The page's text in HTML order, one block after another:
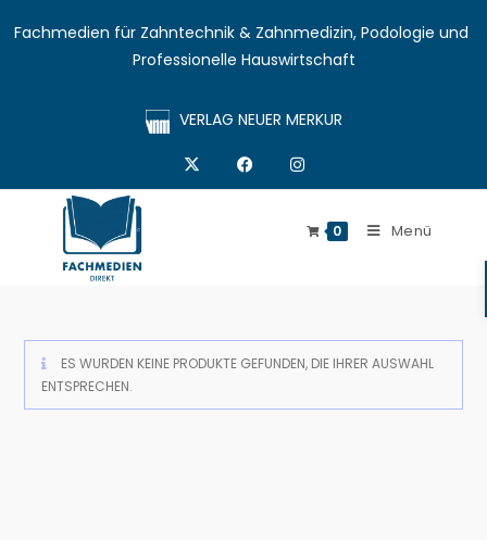
Fachmedien für Zahntechnik & Zahnmedizin, Podologie und
Professionelle Hauswirtschaft
VERLAG NEUER MERKUR
0 Menü
ES WURDEN KEINE PRODUKTE GEFUNDEN, DIE IHRER AUSWAHL
ENTSPRECHEN.